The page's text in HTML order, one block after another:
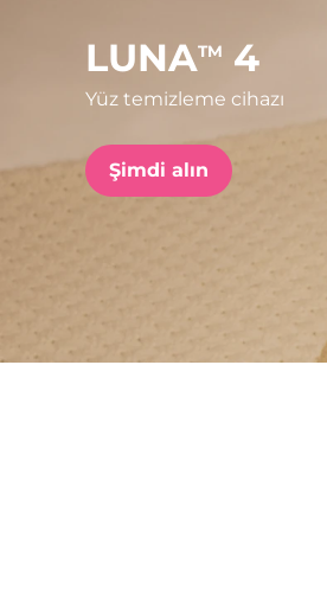
LUNATM 4
Yüz temizleme cihazı
Şimdi alın
issa™ Teeth Whitening Set
FAQ™ Dual LED Panel
POPÜLER